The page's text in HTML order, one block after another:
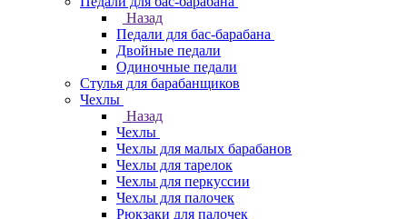
Назад
Педали для бас-барабана
Двойные педали
Одиночные педали
Стулья для барабанщиков
Чехлы
Назад
Чехлы
Чехлы для малых барабанов
Чехлы для тарелок
Чехлы для перкуссии
Чехлы для палочек
Рюкзаки для палочек